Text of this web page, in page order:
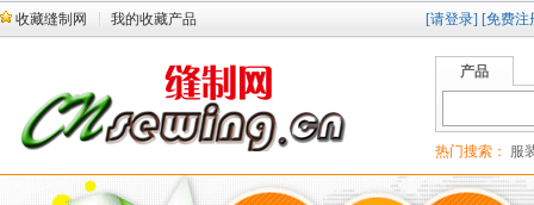
收藏缝制网 我的收藏产品 [请登录] [免费注
产品
热门搜索： 服